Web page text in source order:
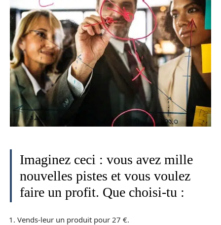
Imaginez ceci : vous avez mille
nouvelles pistes et vous voulez
faire un profit. Que choisi-tu :
Vends-leur un produit pour 27 €.